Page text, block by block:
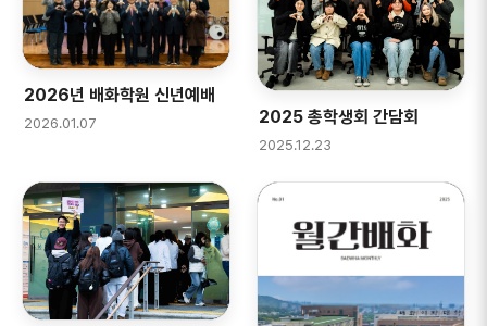
2026년 배화학원 신년예배
2026.01.07 2025 총학생회 간담회
2025.12.23